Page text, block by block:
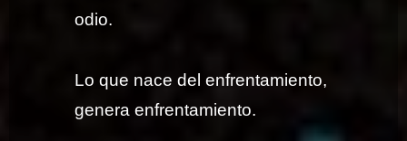
odio.
Lo que nace del enfrentamiento,
genera enfrentamiento.